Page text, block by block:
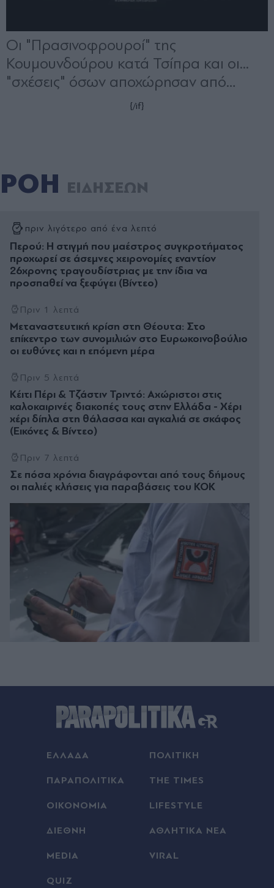
ΡΟΗ ΕΙΔΗΣΕΩΝ
πριν λιγότερο από ένα λεπτό
Περού: Η στιγμή που μαέστρος συγκροτήματος
προχωρεί σε άσεμνες χειρονομίες εναντίον
26χρονης τραγουδίστριας με την ίδια να
προσπαθεί να ξεφύγει (Βίντεο)
Πριν 1 λεπτά
Μεταναστευτική κρίση στη Θέουτα: Στο
επίκεντρο των συνομιλιών στο Ευρωκοινοβούλιο
οι ευθύνες και η επόμενη μέρα
Πριν 5 λεπτά
Κέιτι Πέρι & Τζάστιν Τριντό: Αχώριστοι στις
καλοκαιρινές διακοπές τους στην Ελλάδα - Χέρι
χέρι δίπλα στη θάλασσα και αγκαλιά σε σκάφος
(Εικόνες & Βίντεο)
Πριν 7 λεπτά
Σε πόσα χρόνια διαγράφονται από τους δήμους
οι παλιές κλήσεις για παραβάσεις του ΚΟΚ
Πριν 17 λεπτά
Τσίπρα στη ΔΕΘ - Μια βδομάδα νωρίτερα η
παρουσίαση του οικονομικού προγράμματος της
Πριν 22 λεπτά
Αιγαίο: Νέες ξενοδοχειακές επενδύσεις σε Λήμνο,
διεθνή brands φιλοξενίας
Πριν 26 λεπτά
ΕΛΛΑΔΑ ΠΟΛΙΤΙΚΗ
ΠΑΡΑΠΟΛΙΤΙΚΑ THE TIMES
ΟΙΚΟΝΟΜΙΑ LIFESTYLE
ΔΙΕΘΝΗ ΑΘΛΗΤΙΚΑ ΝΕΑ
MEDIA VIRAL
QUIZ